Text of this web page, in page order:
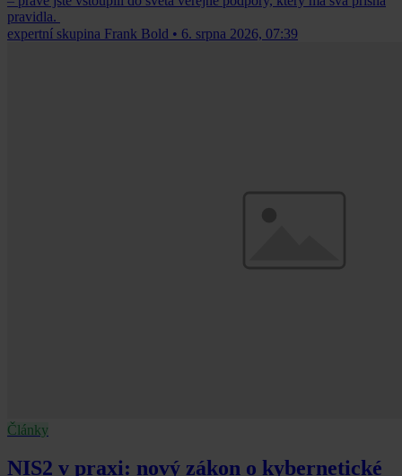
pravidla.
expertní skupina Frank Bold • 6. srpna 2026, 07:39
Články
NIS2 v praxi: nový zákon o kybernetické